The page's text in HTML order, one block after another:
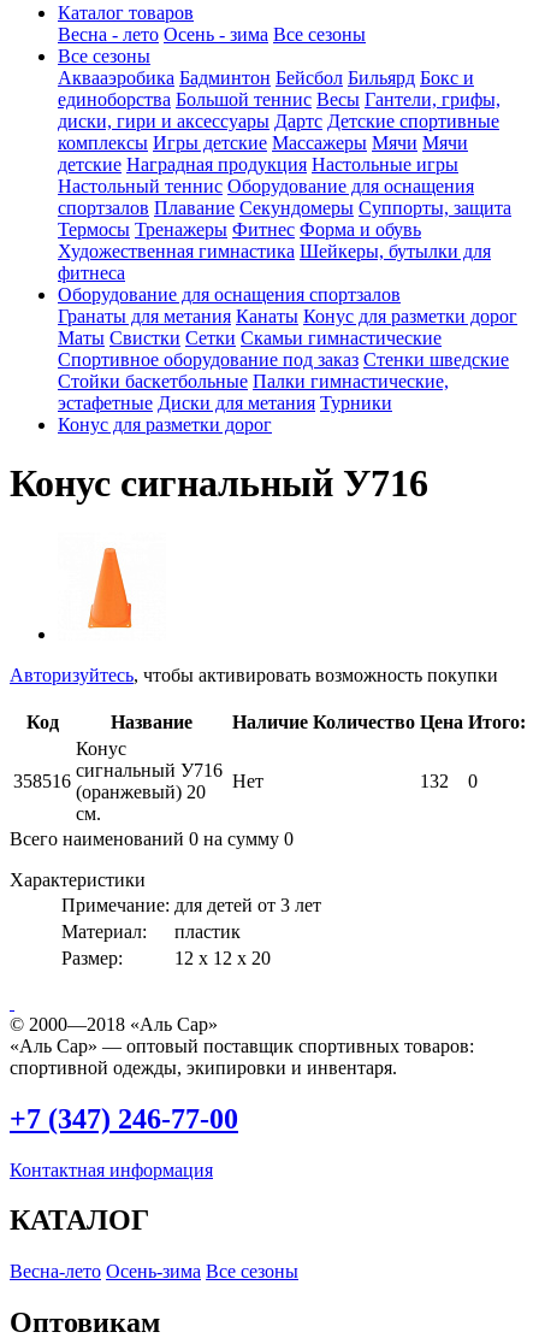
Каталог товаров
Весна - лето Осень - зима Все сезоны
Все сезоны
Аквааэробика Бадминтон Бейсбол Бильярд Бокс и
единоборства Большой теннис Весы Гантели, грифы,
диски, гири и аксессуары Дартс Детские спортивные
комплексы Игры детские Массажеры Мячи Мячи
детские Наградная продукция Настольные игры
Настольный теннис Оборудование для оснащения
спортзалов Плавание Секундомеры Суппорты, защита
Термосы Тренажеры Фитнес Форма и обувь
Художественная гимнастика Шейкеры, бутылки для
фитнеса
Оборудование для оснащения спортзалов
Гранаты для метания Канаты Конус для разметки дорог
Маты Свистки Сетки Скамьи гимнастические
Спортивное оборудование под заказ Стенки шведские
Стойки баскетбольные Палки гимнастические,
эстафетные Диски для метания Турники
Конус для разметки дорог
Конус сигнальный У716
Авторизуйтесь, чтобы активировать возможность покупки
Код Название Наличие Количество Цена Итого:
358516
Конус
сигнальный У716
(оранжевый) 20
см.
Нет 132 0
Всего наименований 0 на сумму 0
Характеристики
Примечание: для детей от 3 лет
Материал:
пластик
Размер:
12 х 12 х 20
© 2000—2018 «Аль Сар»
«Аль Сар» — оптовый поставщик спортивных товаров:
спортивной одежды, экипировки и инвентаря.
+7 (347) 246-77-00
Контактная информация
КАТАЛОГ
Весна-лето Осень-зима Все сезоны
Оптовикам